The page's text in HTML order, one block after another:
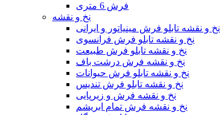
فرش 6 متری
نخ و نقشه
نخ و نقشه تابلو فرش مینیاتور و ایرانی
نخ و نقشه تابلو فرش فرانسوی
نخ و نقشه تابلو فرش طبیعت
نخ و نقشه فرش درشت باف
نخ و نقشه تابلو فرش حیوانات
نخ و نقشه تابلو فرش تندیس
نخ و نقشه فرش و زیرپایی
نخ و نقشه فرش تمام ابریشم